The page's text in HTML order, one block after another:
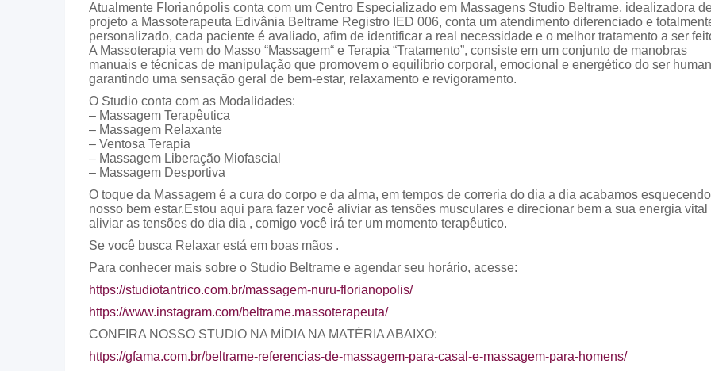
Atualmente Florianópolis conta com um Centro Especializado em Massagens Studio Beltrame, idealizadora
projeto a Massoterapeuta Edivânia Beltrame Registro IED 006, conta um atendimento diferenciado e
personalizado, cada paciente é avaliado, afim de identificar a real necessidade e o melhor tratamento a ser
A Massoterapia vem do Masso “Massagem“ e Terapia “Tratamento”, consiste em um conjunto de manobras
manuais e técnicas de manipulação que promovem o equilíbrio corporal, emocional e energético do ser
garantindo uma sensação geral de bem-estar, relaxamento e revigoramento.
O Studio conta com as Modalidades:
– Massagem Terapêutica
– Massagem Relaxante
– Ventosa Terapia
– Massagem Liberação Miofascial
– Massagem Desportiva
O toque da Massagem é a cura do corpo e da alma, em tempos de correria do dia a dia acabamos
nosso bem estar.Estou aqui para fazer você aliviar as tensões musculares e direcionar bem a sua energia vital
aliviar as tensões do dia dia , comigo você irá ter um momento terapêutico.
Se você busca Relaxar está em boas mãos .
Para conhecer mais sobre o Studio Beltrame e agendar seu horário, acesse:
https://studiotantrico.com.br/massagem-nuru-florianopolis/
https://www.instagram.com/beltrame.massoterapeuta/
CONFIRA NOSSO STUDIO NA MÍDIA NA MATÉRIA ABAIXO:
https://gfama.com.br/beltrame-referencias-de-massagem-para-casal-e-massagem-para-homens/